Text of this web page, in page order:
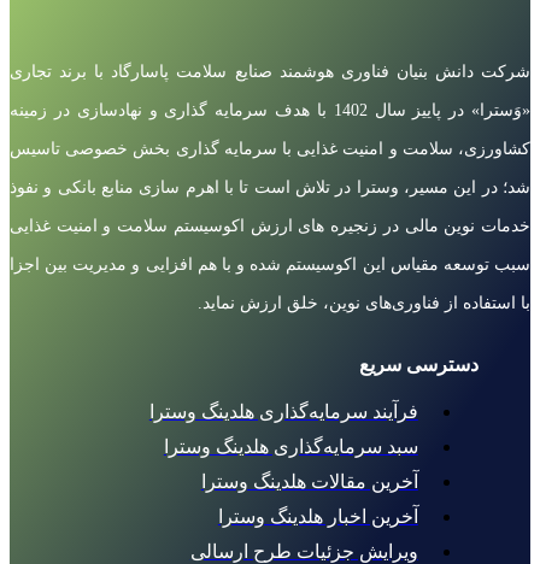
شرکت دانش بنیان فناوری هوشمند صنایع سلامت پاسارگاد با برند تجاری
«وَسترا» در پاییز سال 1402 با هدف سرمایه گذاری و نهادسازی در زمینه
کشاورزی، سلامت و امنیت غذایی با سرمایه گذاری بخش خصوصی تاسیس
شد؛ در این مسیر، وسترا در تلاش است تا با اهرم سازی منابع بانکی و نفوذ
خدمات نوین مالی در زنجیره های ارزش اکوسیستم سلامت و امنیت غذایی
سبب توسعه مقیاس این اکوسیستم شده و با هم افزایی و مدیریت بین اجزا
با استفاده از فناوری‌های نوین، خلق ارزش نماید.
دسترسی سریع
فرآیند سرمایه‌گذاری هلدینگ وسترا
سبد سرمایه‌گذاری هلدینگ وسترا
آخرین مقالات هلدینگ وسترا
آخرین اخبار هلدینگ وسترا
ویرایش جزئیات طرح ارسالی